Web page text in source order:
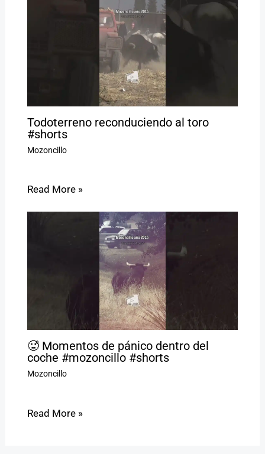
Todoterreno reconduciendo al toro
#shorts
Mozoncillo
Read More »
🥵 Momentos de pánico dentro del
coche #mozoncillo #shorts
Mozoncillo
Read More »